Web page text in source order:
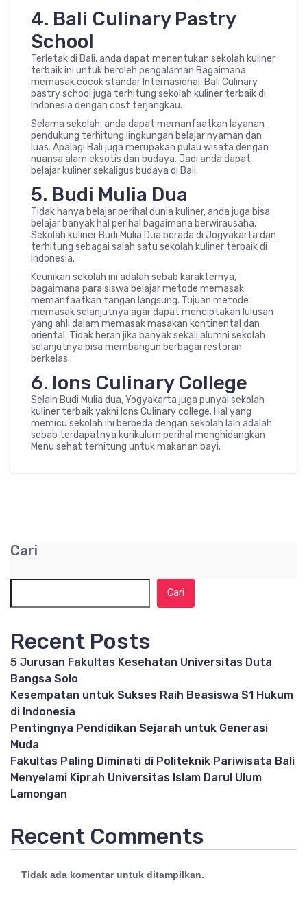
4. Bali Culinary Pastry
School
Terletak di Bali, anda dapat menentukan sekolah kuliner
terbaik ini untuk beroleh pengalaman Bagaimana
memasak cocok standar Internasional. Bali Culinary
pastry school juga terhitung sekolah kuliner terbaik di
Indonesia dengan cost terjangkau.
Selama sekolah, anda dapat memanfaatkan layanan
pendukung terhitung lingkungan belajar nyaman dan
luas. Apalagi Bali juga merupakan pulau wisata dengan
nuansa alam eksotis dan budaya. Jadi anda dapat
belajar kuliner sekaligus budaya di Bali.
5. Budi Mulia Dua
Tidak hanya belajar perihal dunia kuliner, anda juga bisa
belajar banyak hal perihal bagaimana berwirausaha.
Sekolah kuliner Budi Mulia Dua berada di Jogyakarta dan
terhitung sebagai salah satu sekolah kuliner terbaik di
Indonesia.
Keunikan sekolah ini adalah sebab karakternya,
bagaimana para siswa belajar metode memasak
memanfaatkan tangan langsung. Tujuan metode
memasak selanjutnya agar dapat menciptakan lulusan
yang ahli dalam memasak masakan kontinental dan
oriental. Tidak heran jika banyak sekali alumni sekolah
selanjutnya bisa membangun berbagai restoran
berkelas.
6. Ions Culinary College
Selain Budi Mulia dua, Yogyakarta juga punyai sekolah
kuliner terbaik yakni Ions Culinary college. Hal yang
memicu sekolah ini berbeda dengan sekolah lain adalah
sebab terdapatnya kurikulum perihal menghidangkan
Menu sehat terhitung untuk makanan bayi.
Cari
Cari
Recent Posts
5 Jurusan Fakultas Kesehatan Universitas Duta
Bangsa Solo
Kesempatan untuk Sukses Raih Beasiswa S1 Hukum
di Indonesia
Pentingnya Pendidikan Sejarah untuk Generasi
Muda
Fakultas Paling Diminati di Politeknik Pariwisata Bali
Menyelami Kiprah Universitas Islam Darul Ulum
Lamongan
Recent Comments
Tidak ada komentar untuk ditampilkan.